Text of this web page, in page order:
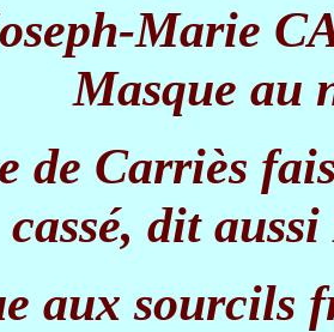
Marie
Masque au
de Carriès
cassé, dit
aux sourcils